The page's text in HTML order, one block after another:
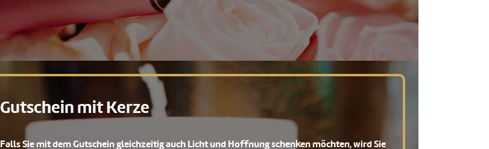
Gutschein mit Kerze
Falls Sie mit dem Gutschein gleichzeitig auch Licht und Hoffnung schenken möchten, wird Sie